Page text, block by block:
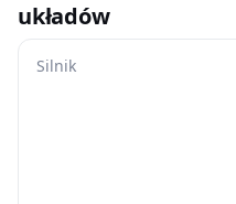
układów
Silnik